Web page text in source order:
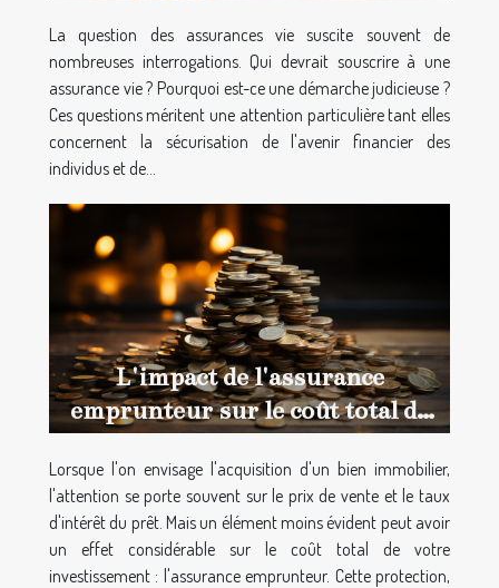
La question des assurances vie suscite souvent de
nombreuses interrogations. Qui devrait souscrire à une
assurance vie ? Pourquoi est-ce une démarche judicieuse ?
Ces questions méritent une attention particulière tant elles
concernent la sécurisation de l'avenir financier des
individus et de...
L'impact de l'assurance
emprunteur sur le coût total de
votre achat immobilier
Lorsque l'on envisage l'acquisition d'un bien immobilier,
l'attention se porte souvent sur le prix de vente et le taux
d'intérêt du prêt. Mais un élément moins évident peut avoir
un effet considérable sur le coût total de votre
investissement : l'assurance emprunteur. Cette protection,